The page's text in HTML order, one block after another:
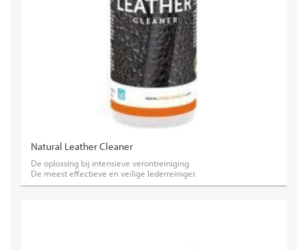
Natural Leather Cleaner
De oplossing bij intensieve verontreiniging
De meest effectieve en veilige lederreiniger.